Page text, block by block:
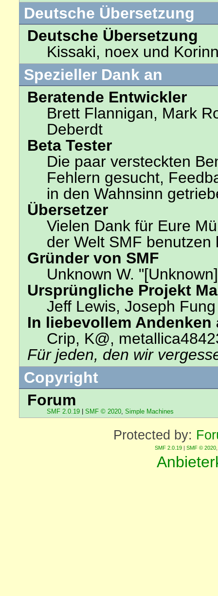
Deutsche Übersetzung
Deutsche Übersetzung
Kissaki, noex und
Spezieller Dank an
Beratende Entwickler
Brett Flannigan, Mark
Deberdt
Beta Tester
Die paar versteckten
Fehlern gesucht,
in den Wahnsinn
Übersetzer
Vielen Dank für Eure
der Welt SMF benutzen
Gründer von SMF
Unknown W.
Ursprüngliche Projekt
Jeff Lewis, Joseph
In liebevollem Andenken
Crip, K@,
Für jeden, den wir
Copyright
Forum
SMF 2.0.19| SMF © 2020, Simple Machines
Protected by:
SMF 2.0.19 | SMF © 2020